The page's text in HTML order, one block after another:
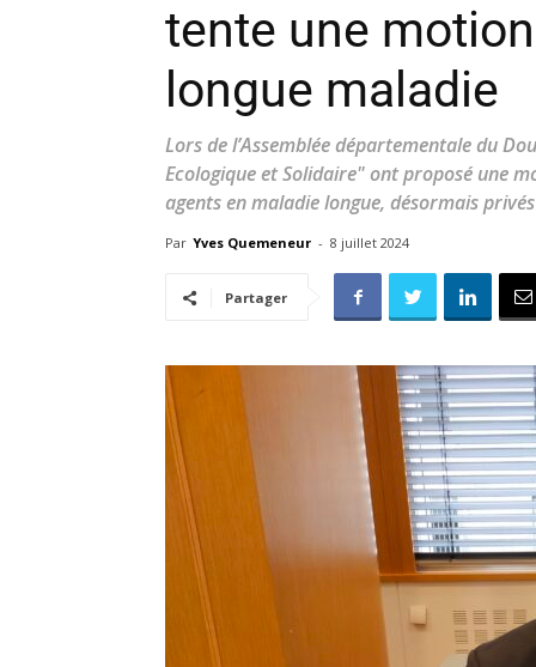
tente une
longue maladie
Lors de l’Assemblée départementale du
Ecologique et Solidaire" ont proposé une
agents en maladie longue, désormais
Par Yves Quemeneur - 8 juillet 2024
Partager